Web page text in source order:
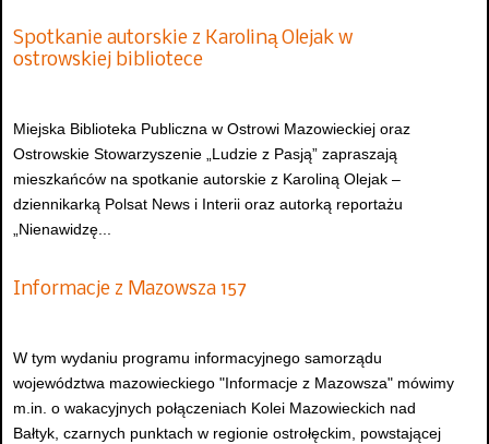
Spotkanie autorskie z Karoliną Olejak w
ostrowskiej bibliotece
Miejska Biblioteka Publiczna w Ostrowi Mazowieckiej oraz
Ostrowskie Stowarzyszenie „Ludzie z Pasją” zapraszają
mieszkańców na spotkanie autorskie z Karoliną Olejak –
dziennikarką Polsat News i Interii oraz autorką reportażu
„Nienawidzę...
Informacje z Mazowsza 157
W tym wydaniu programu informacyjnego samorządu
województwa mazowieckiego "Informacje z Mazowsza" mówimy
m.in. o wakacyjnych połączeniach Kolei Mazowieckich nad
Bałtyk, czarnych punktach w regionie ostrołęckim, powstającej